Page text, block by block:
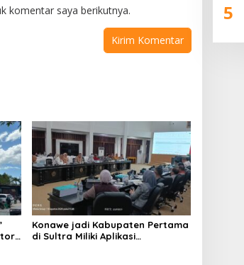
komentar saya berikutnya.
Konawe jadi Kabupaten Pertama
di Sultra Miliki Aplikasi
5